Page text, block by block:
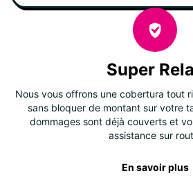
Super
Nous vous offrons une cobertura tout
sans bloquer de montant sur votre
dommages sont déjà couverts et
assistance sur
En savoir plus